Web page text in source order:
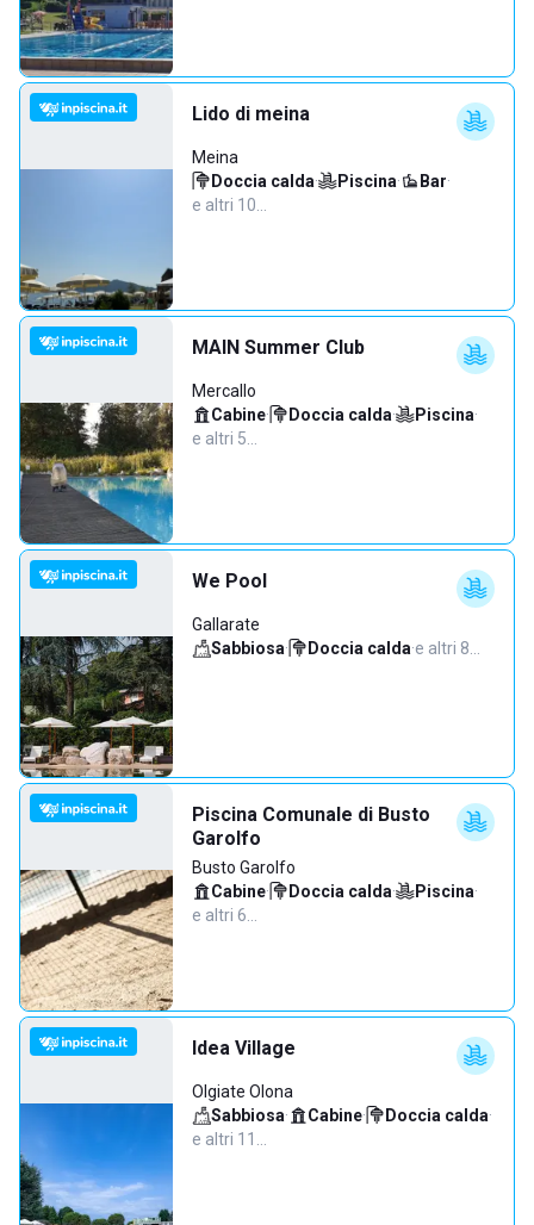
Lido di meina
Meina
Doccia calda· Piscina· Bar·
e altri 10…
MAIN Summer Club
Mercallo
Cabine· Doccia calda· Piscina·
e altri 5…
We Pool
Gallarate
Sabbiosa· Doccia calda·e altri 8…
Piscina Comunale di Busto
Garolfo
Busto Garolfo
Cabine· Doccia calda· Piscina·
e altri 6…
Idea Village
Olgiate Olona
Sabbiosa· Cabine· Doccia calda·
e altri 11…